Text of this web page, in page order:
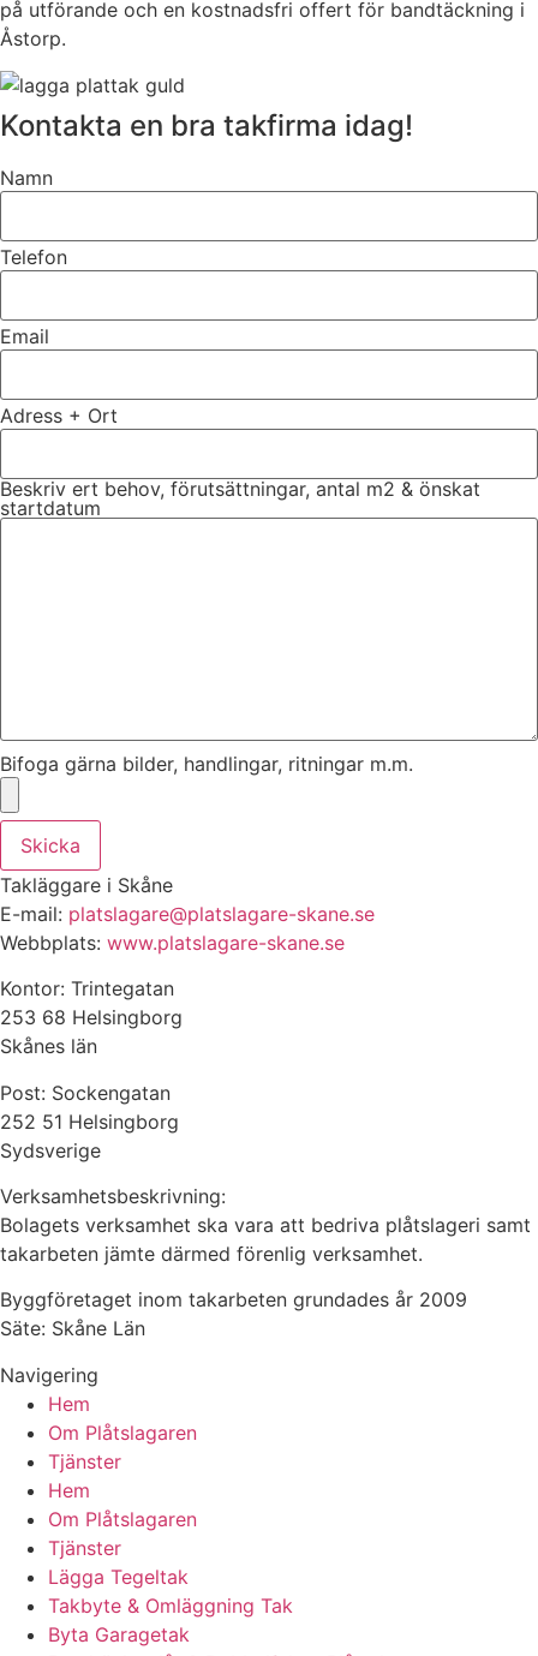
på utförande och en kostnadsfri offert för bandtäckning i
Åstorp.
Kontakta en bra takfirma idag!
Namn
Telefon
Email
Adress + Ort
Beskriv ert behov, förutsättningar, antal m2 & önskat
startdatum
Bifoga gärna bilder, handlingar, ritningar m.m.
Skicka
Takläggare i Skåne
E-mail: platslagare@platslagare-skane.se
Webbplats: www.platslagare-skane.se
Kontor: Trintegatan
253 68 Helsingborg
Skånes län
Post: Sockengatan
252 51 Helsingborg
Sydsverige
Verksamhetsbeskrivning:
Bolagets verksamhet ska vara att bedriva plåtslageri samt
takarbeten jämte därmed förenlig verksamhet.
Byggföretaget inom takarbeten grundades år 2009
Säte: Skåne Län
Navigering
Hem
Om Plåtslagaren
Tjänster
Hem
Om Plåtslagaren
Tjänster
Lägga Tegeltak
Takbyte & Omläggning Tak
Byta Garagetak